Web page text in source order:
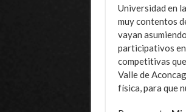
Universidad en
muy contentos
vayan
participativos
competitivas
Valle de
física, para que